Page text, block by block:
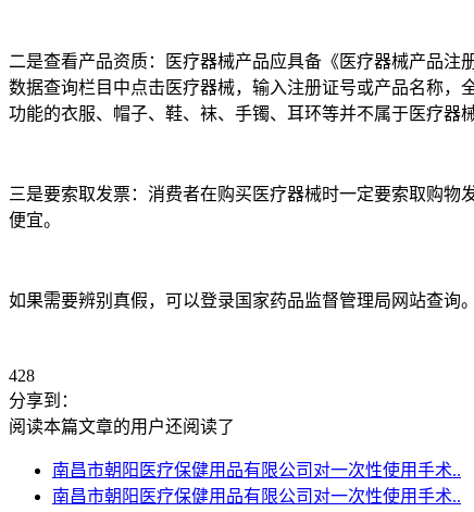
二是查看产品资质：医疗器械产品应具备《医疗器械产品
数据查询栏目中点击医疗器械，输入注册证号或产品名称
功能的衣服、帽子、鞋、袜、手镯、耳环等并不属于医疗器械
三是要索取发票：消费者在购买医疗器械时一定要索取购
便宜。
如果需要辨别真假，可以登录国家药品监督管理局网站查询
428
分享到：
阅读本篇文章的用户还阅读了
南昌市朝阳医疗保健用品有限公司对一次性使用手术..
南昌市朝阳医疗保健用品有限公司对一次性使用手术..